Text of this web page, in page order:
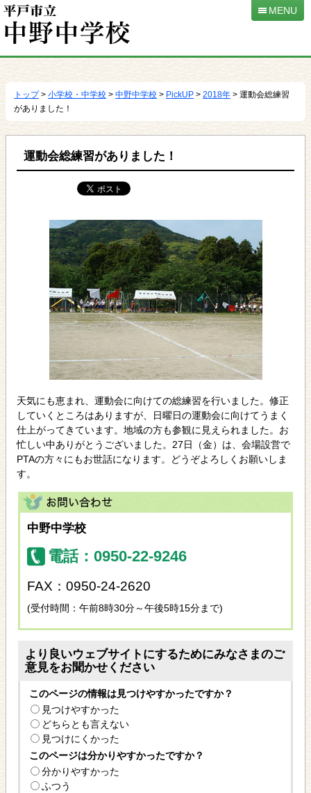
動
MENU
トップ> 小学校・中学校 > 中野中学校 > PickUP > 2018年 > 運動会総練習
がありました！
運動会総練習がありました！
天気にも恵まれ、運動会に向けての総練習を行いました。修正
していくところはありますが、日曜日の運動会に向けてうまく
仕上がってきています。地域の方も参観に見えられました。お
忙しい中ありがとうございました。27日（金）は、会場設営で
PTAの方々にもお世話になります。どうぞよろしくお願いしま
す。
中野中学校
電話：0950-22-9246
FAX：0950-24-2620
(受付時間：午前8時30分～午後5時15分まで)
より良いウェブサイトにするためにみなさまのご
意見をお聞かせください
このページの情報は見つけやすかったですか？
見つけやすかった
どちらとも言えない
見つけにくかった
このページは分かりやすかったですか？
分かりやすかった
ふつう